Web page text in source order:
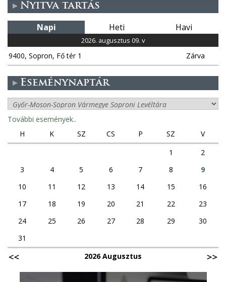
Nyitva tartás
Napi Heti Havi
2026. augusztus 09. v
9400, Sopron, Fő tér 1 Zárva
Eseménynaptár
További események..
H
K SZ CS P SZ
V
1
2
3
4 5 6 7 8
9
10
11 12 13 14 15
16
17
18 19 20 21 22
23
24
25 26 27 28 29
30
31
2026 Augusztus